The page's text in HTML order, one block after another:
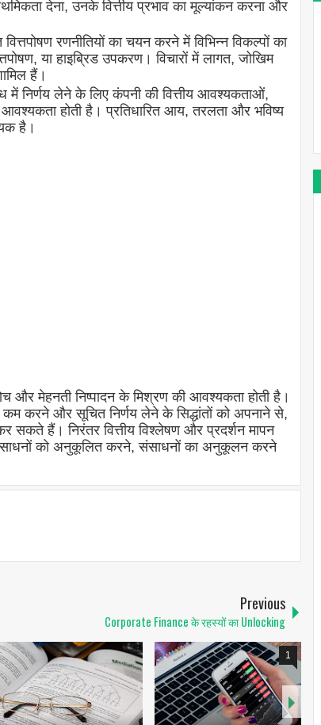
देना, उनके वित्तीय प्रभाव का मूल्यांकन करना और
रणनीतियों का चयन करने में विभिन्न विकल्पों का
या हाइब्रिड उपकरण। विचारों में लागत, जोखिम
हैं।
निर्णय लेने के लिए कंपनी की वित्तीय आवश्यकताओं,
होती है। प्रतिधारित आय, तरलता और भविष्य
है।
और मेहनती निष्पादन के मिश्रण की आवश्यकता होती है।
कम करने और सूचित निर्णय लेने के सिद्धांतों को अपनाने से,
सकते हैं। निरंतर वित्तीय विश्लेषण और प्रदर्शन मापन
को अनुकूलित करने, संसाधनों का अनुकूलन करने
Previous
Corporate Finance के रहस्यों का Unlocking
1